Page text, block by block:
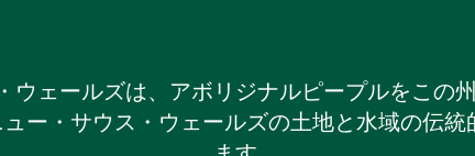
ウェールズは、アボリジナルピープルをこの
ー・サウス・ウェールズの土地と水域の伝